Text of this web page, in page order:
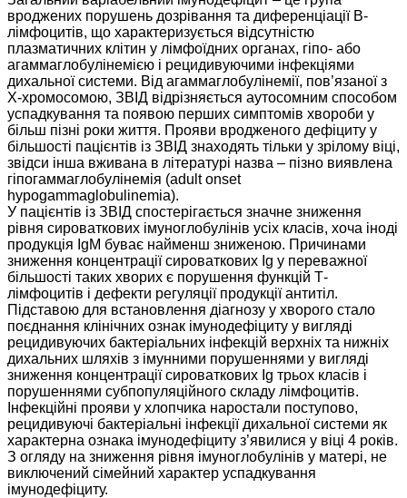
вроджених порушень дозрівання та диференціації В-
лімфоцитів, що характеризується відсутністю
плазматичних клітин у лімфоїдних органах, гіпо- або
агаммаглобулінемією і рецидивуючими інфекціями
дихальної системи. Від агаммаглобулінемії, пов’язаної з
Х-хромосомою, ЗВІД відрізняється аутосомним способом
успадкування та появою перших симптомів хвороби у
більш пізні роки життя. Прояви вродженого дефіциту у
більшості пацієнтів із ЗВІД знаходять тільки у зрілому віці,
звідси інша вживана в літературі назва – пізно виявлена
гіпогаммаглобулінемія (adult onset
hypogammaglobulinemia).
У пацієнтів із ЗВІД спостерігається значне зниження
рівня сироваткових імуноглобулінів усіх класів, хоча іноді
продукція ІgМ буває найменш зниженою. Причинами
зниження концентрації сироваткових Ig у переважної
більшості таких хворих є порушення функцій Т-
лімфоцитів і дефекти регуляції продукції антитіл.
Підставою для встановлення діагнозу у хворого стало
поєднання клінічних ознак імунодефіциту у вигляді
рецидивуючих бактеріальних інфекцій верхніх та нижніх
дихальних шляхів з імунними порушеннями у вигляді
зниження концентрації сироваткових Ig трьох класів і
порушеннями субпопуляційного складу лімфоцитів.
Інфекційні прояви у хлопчика наростали поступово,
рецидивуючі бактеріальні інфекції дихальної системи як
характерна ознака імунодефіциту з’явилися у віці 4 років.
З огляду на зниження рівня імуноглобулінів у матері, не
виключений сімейний характер успадкування
імунодефіциту.